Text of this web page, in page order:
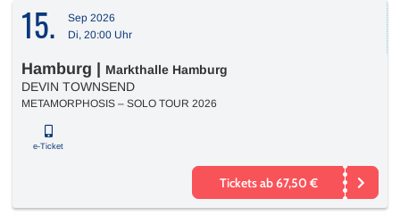
15.
Sep 2026
Di, 20:00 Uhr
Hamburg
Markthalle Hamburg
DEVIN TOWNSEND
METAMORPHOSIS – SOLO TOUR 2026
e-Ticket
Tickets ab 67,50 €